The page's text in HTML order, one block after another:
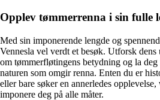
Opplev tømmerrenna i sin fulle
Med sin imponerende lengde og
Vennesla vel verdt et besøk. Utforsk
om tømmerfløtingens betydning og la deg
naturen som omgir renna. Enten du er
eller bare søker en annerledes
imponere deg på alle måter.